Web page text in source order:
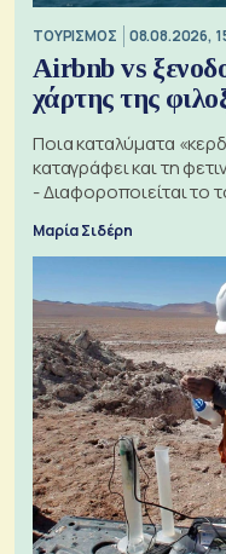
ΤΟΥΡΙΣΜΟΣ 08.08.2026,
Airbnb vs
χάρτης της
Ποια καταλύματα
καταγράφει και τη
- Διαφοροποιείται το
Μαρία Σιδέρη